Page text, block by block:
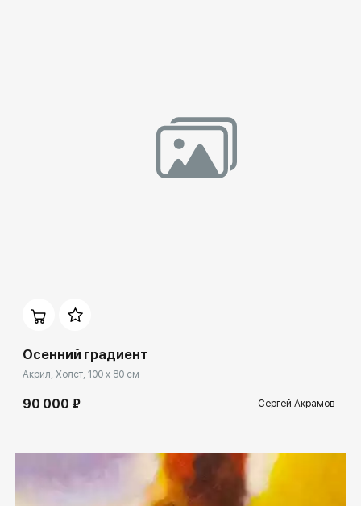
Осенний градиент
Акрил, Холст, 100 x 80 см
90 000 ₽ Сергей Акрамов